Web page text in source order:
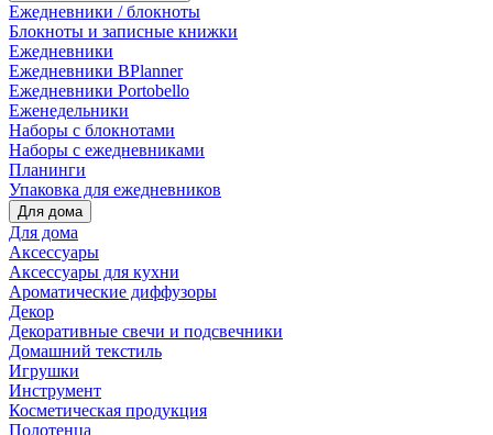
Ежедневники / блокноты
Блокноты и записные книжки
Ежедневники
Ежедневники BPlanner
Ежедневники Portobello
Еженедельники
Наборы с блокнотами
Наборы с ежедневниками
Планинги
Упаковка для ежедневников
Для дома
Для дома
Аксессуары
Аксессуары для кухни
Ароматические диффузоры
Декор
Декоративные свечи и подсвечники
Домашний текстиль
Игрушки
Инструмент
Косметическая продукция
Полотенца